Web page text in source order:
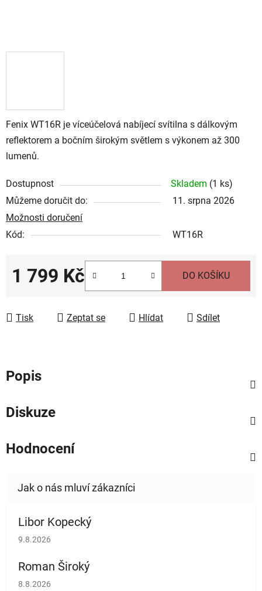
Fenix WT16R je víceúčelová nabíjecí svítilna s dálkovým
reflektorem a bočním širokým světlem s výkonem až 300
lumenů.
Dostupnost Skladem (1 ks)
Můžeme doručit do:
11. srpna 2026
Možnosti doručení
Kód:
WT16R
1 799 Kč DO KOŠÍKU
Tisk Zeptat se Hlídat Sdílet
Popis
Diskuze
Hodnocení
Libor Kopecký
Hodnocení obchodu je 5 z 5 hvězdiček.
9.8.2026
Roman Široký
Hodnocení obchodu je 5 z 5 hvězdiček.
8.8.2026